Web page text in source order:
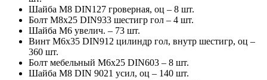
Шайба М8 DIN127 гроверная, оц – 8 шт.
Болт М8х25 DIN933 шестигр гол – 4 шт.
Шайба М6 увелич. – 73 шт.
Винт М6х35 DIN912 цилиндр гол, внутр шестигр, оц –
360 шт.
Болт мебельный М6х25 DIN603 – 8 шт.
Шайба М8 DIN 9021 усил, оц – 140 шт.